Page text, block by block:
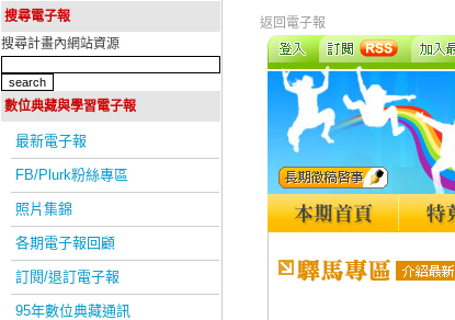
搜尋電子報
搜尋計畫內網站資源
數位典藏與學習電子報
最新電子報
FB/Plurk粉絲專區
照片集錦
各期電子報回顧
訂閱/退訂電子報
95年數位典藏通訊
返回電子報